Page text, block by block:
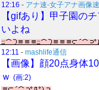
12:16 - アナ速‐女子アナ画像
【gifあり】甲子園の
いよね
12:11 - mashlife通信
【画像】顔20点身体
ｗ (画:2)